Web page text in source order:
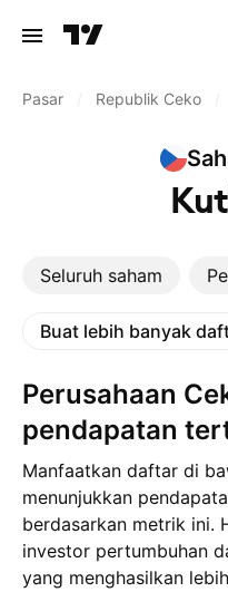
Pasar Republik Ceko
Seluruh saham
Buat lebih banyak
Perusahaan Ceko dengan
pendapatan
Manfaatkan daftar di
menunjukkan
berdasarkan metrik ini.
investor pertumbuhan
yang menghasilkan